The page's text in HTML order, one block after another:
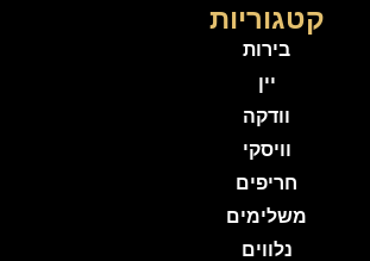
קטגוריות
בירות
יין
וודקה
וויסקי
חריפים
משלימים
נלווים